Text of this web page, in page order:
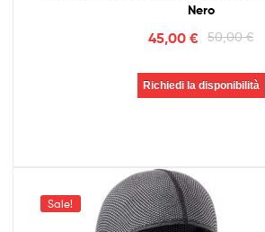
Nero
50,00€
45,00€
Richiedi la disponibilità
Sale!